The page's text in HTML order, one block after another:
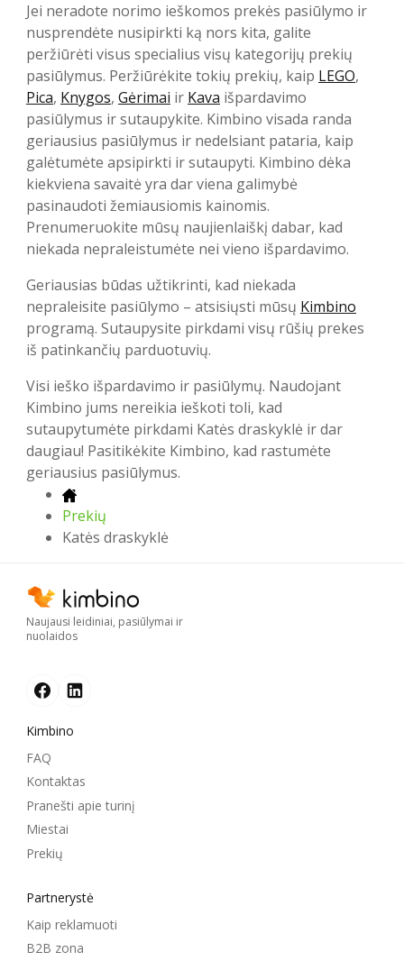
Jei neradote norimo ieškomos prekės pasiūlymo ir
nusprendėte nusipirkti ką nors kita, galite
peržiūrėti visus specialius visų kategorijų prekių
pasiūlymus. Peržiūrėkite tokių prekių, kaip LEGO,
Pica, Knygos, Gėrimai ir Kava išpardavimo
pasiūlymus ir sutaupykite. Kimbino visada randa
geriausius pasiūlymus ir nedelsiant pataria, kaip
galėtumėte apsipirkti ir sutaupyti. Kimbino dėka
kiekviena savaitė yra dar viena galimybė
pasinaudoti žemiausiomis kainomis.
Prenumeruokite mūsų naujienlaiškį dabar, kad
niekada nepraleistumėte nei vieno išpardavimo.
Geriausias būdas užtikrinti, kad niekada
nepraleisite pasiūlymo – atsisiųsti mūsų Kimbino
programą. Sutaupysite pirkdami visų rūšių prekes
iš patinkančių parduotuvių.
Visi ieško išpardavimo ir pasiūlymų. Naudojant
Kimbino jums nereikia ieškoti toli, kad
sutaupytumėte pirkdami Katės draskyklė ir dar
daugiau! Pasitikėkite Kimbino, kad rastumėte
geriausius pasiūlymus.
Prekių
Katės draskyklė
Naujausi leidiniai, pasiūlymai ir
nuolaidos
Kimbino
FAQ
Kontaktas
Pranešti apie turinį
Miestai
Prekių
Partnerystė
Kaip reklamuoti
B2B zona